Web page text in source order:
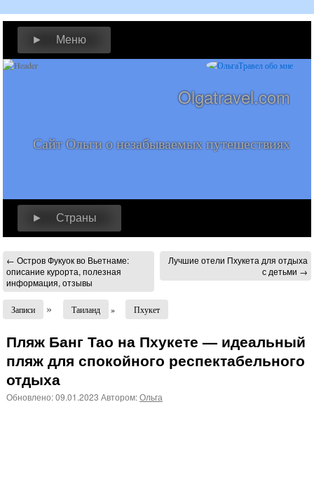
► Меню
Olgatravel.com
Сайт Ольги о незабываемых путешествиях
► Страны
← Остров Фукуок во Вьетнаме:
описание курорта, полезная
информация, отзывы
Лучшие отели Пхукета для отдыха
с детьми →
Записи » Таиланд » Пхукет
Пляж Банг Тао на Пхукете — идеальный
пляж для спокойного респектабельного
отдыха
Обновлено:09.01.2023 Автором:Ольга